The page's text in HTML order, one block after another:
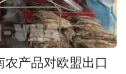
产品对欧盟出口